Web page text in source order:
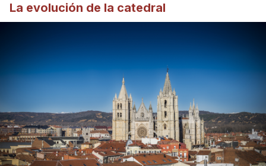
La evolución de la catedral